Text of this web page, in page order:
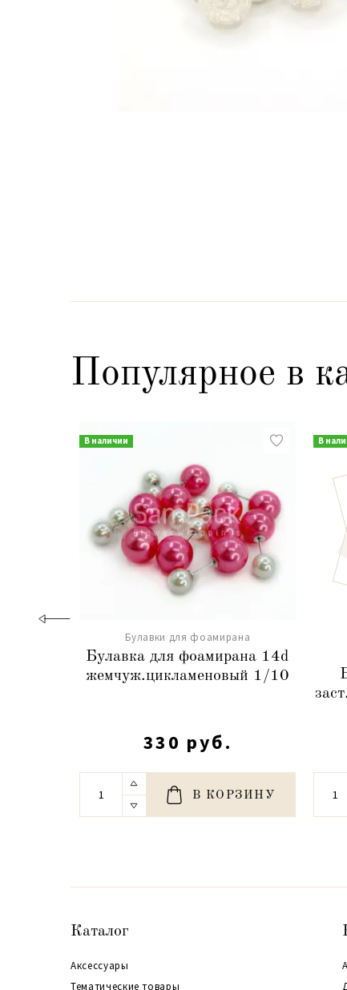
Популярное в
В наличии
Булавки для фоамирана
Булавка для фоамирана 14d
жемчуж.цикламеновый 1/10
330 руб.
В КОРЗИНУ
В
Каталог
Аксессуары
Тематические товары